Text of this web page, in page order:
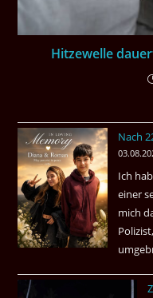
Hitzewelle
Nach
Ich
einer
mich